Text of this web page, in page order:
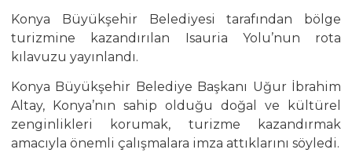
Konya Büyükşehir Belediyesi tarafından bölge
turizmine kazandırılan Isauria Yolu’nun rota
kılavuzu yayınlandı.
Konya Büyükşehir Belediye Başkanı Uğur İbrahim
Altay, Konya’nın sahip olduğu doğal ve kültürel
zenginlikleri korumak, turizme kazandırmak
amacıyla önemli çalışmalara imza attıklarını söyledi.